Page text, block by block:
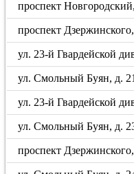
проспект
проспект
ул. 23-й Гвардейской
ул. Смольный Буян, д.
ул. 23-й Гвардейской
ул. Смольный Буян, д.
проспект